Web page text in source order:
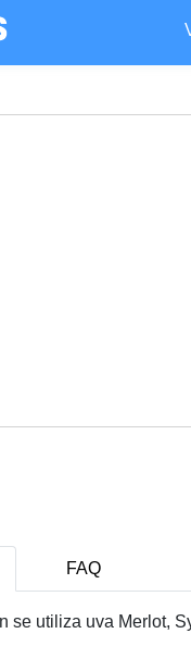
FAQ
se utiliza uva Merlot,